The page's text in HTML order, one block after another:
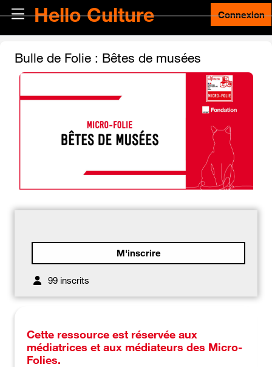
Passer au contenu principal
Panneau latéral
Hello Culture Connexion
Bulle de Folie : Bêtes de musées
M'inscrire
99 inscrits
Cette ressource est réservée aux
médiatrices et aux médiateurs des Micro-
Folies.